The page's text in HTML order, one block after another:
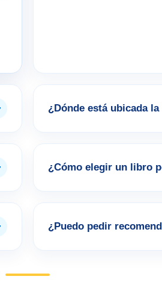
¿Dónde está ubicada
¿Cómo elegir un libro
¿Puedo pedir